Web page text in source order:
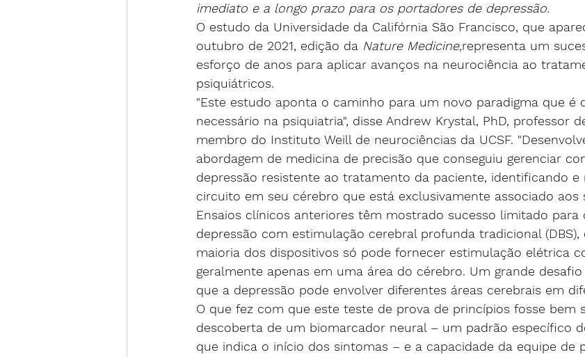
imediato e a longo prazo para os portadores de depressão.
O estudo da Universidade da Califórnia São Francisco, que
outubro de 2021, edição da Nature Medicine,representa um
esforço de anos para aplicar avanços na neurociência ao
psiquiátricos.
"Este estudo aponta o caminho para um novo paradigma que é
necessário na psiquiatria", disse Andrew Krystal, PhD, professor
membro do Instituto Weill de neurociências da UCSF.
abordagem de medicina de precisão que conseguiu gerenciar
depressão resistente ao tratamento da paciente, identificando e
circuito em seu cérebro que está exclusivamente associado aos
Ensaios clínicos anteriores têm mostrado sucesso limitado
depressão com estimulação cerebral profunda tradicional
maioria dos dispositivos só pode fornecer estimulação elétrica
geralmente apenas em uma área do cérebro. Um grande
que a depressão pode envolver diferentes áreas cerebrais em
O que fez com que este teste de prova de princípios fosse bem
descoberta de um biomarcador neural – um padrão específico
que indica o início dos sintomas – e a capacidade da equipe de